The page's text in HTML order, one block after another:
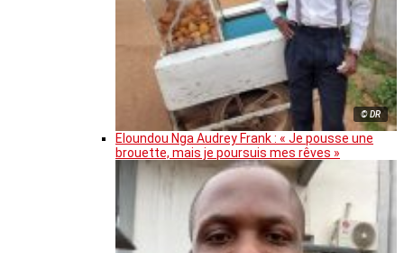
© DR
Eloundou Nga Audrey Frank : « Je pousse une
brouette, mais je poursuis mes rêves »